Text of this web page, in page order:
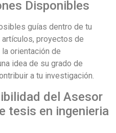
Disponibles
guías dentro de tu
proyectos de
orientación de
idea de su grado de
a tu investigación.
del Asesor
tesis en ingenieria